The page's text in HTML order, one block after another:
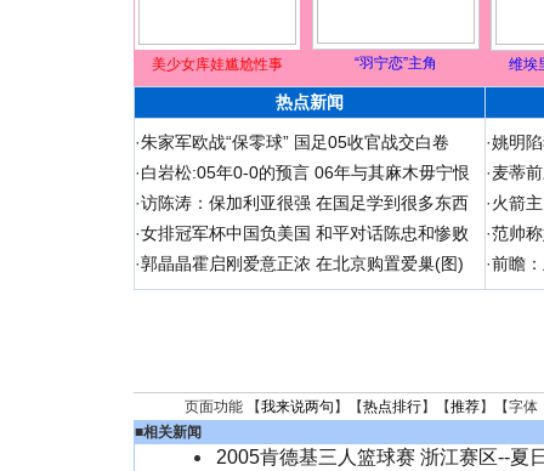
美少女库娃尴尬性事 “羽宁恋”主角 维埃
热点新闻
·朱家军欧战“保零球” 国足05收官战交白卷
·白岩松:05年0-0的预言 06年与其麻木毋宁恨
·访陈涛：保加利亚很强 在国足学到很多东西
·女排冠军杯中国负美国 和平对话陈忠和惨败
·郭晶晶霍启刚爱意正浓 在北京购置爱巢(图)
·姚明
·麦蒂
·火箭
·范帅
·前瞻
页面功能 【我来说两句 】【热点排行】【推荐】【字体
■相关新闻
2005肯德基三人篮球赛 浙江赛区--夏